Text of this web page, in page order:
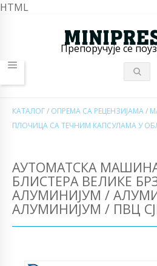
HTML
Препоручује се
КАТАЛОГ/ ОПРЕМА СА РЕЦЕНЗИЈАМА/
ПЛОЧИЦА СА ТЕЧНИМ КАПСУЛАМА У
АУТОМАТСКА
БЛИСТЕРА ВЕЛИКЕ
АЛУМИНИЈУМ /
АЛУМИНИЈУМ / ПВЦ